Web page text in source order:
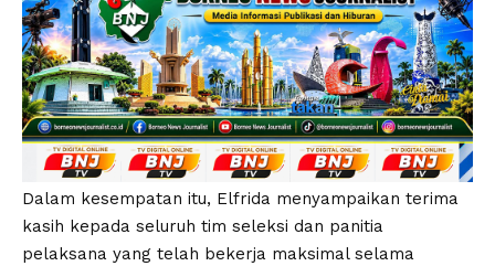
Dalam kesempatan itu, Elfrida menyampaikan terima
kasih kepada seluruh tim seleksi dan panitia
pelaksana yang telah bekerja maksimal selama